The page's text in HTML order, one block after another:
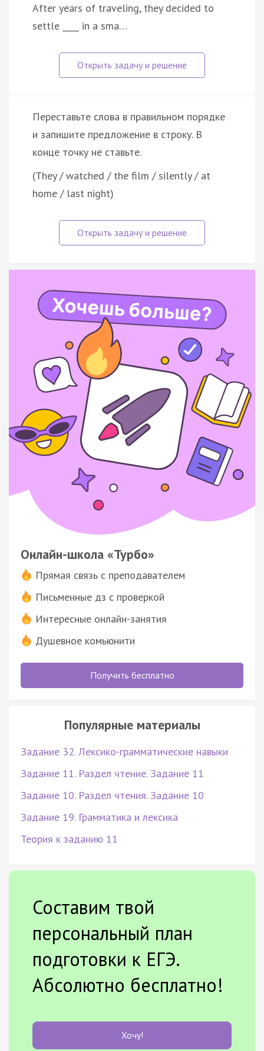
After years of traveling, they decided to
settle ____ in a sma…
Переставьте слова в правильном порядке
и запишите предложение в строку. В
конце точку не ставьте.
(They / watched / the film / silently / at
home / last night)
Онлайн-школа «Турбо»
Прямая связь с преподавателем
Письменные дз с проверкой
Интересные онлайн-занятия
Душевное комьюнити
Получить бесплатно
Популярные материалы
Задание 32. Лексико-грамматические навыки
Задание 11. Раздел чтение. Задание 11
Задание 10. Раздел чтения. Задание 10
Задание 19. Грамматика и лексика
Теория к заданию 11
Составим твой
персональный план
подготовки к ЕГЭ.
Абсолютно бесплатно!
Хочу!